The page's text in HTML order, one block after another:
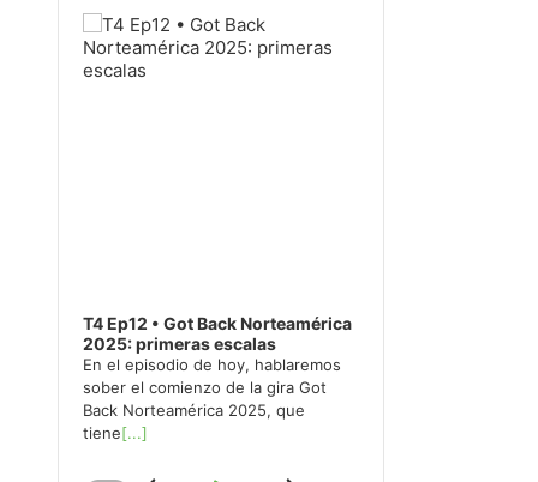
Player
T4 Ep12 • Got Back Norteamérica
2025: primeras escalas
En el episodio de hoy, hablaremos
sober el comienzo de la gira Got
Back Norteamérica 2025, que
tiene[...]